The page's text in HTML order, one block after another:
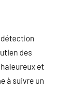
des
et
à suivre un